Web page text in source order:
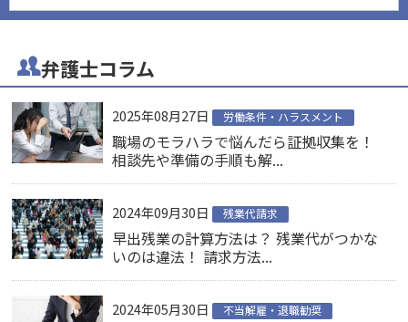
弁護士コラム
2025年08月27日 労働条件・ハラスメント
職場のモラハラで悩んだら証拠収集を！
相談先や準備の手順も解...
2024年09月30日 残業代請求
早出残業の計算方法は？ 残業代がつかな
いのは違法！ 請求方法...
2024年05月30日 不当解雇・退職勧奨